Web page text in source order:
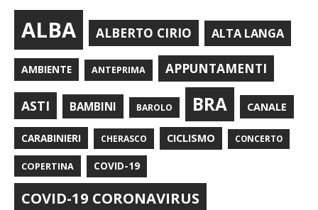
ALBA ALBERTO CIRIO ALTA LANGA
AMBIENTE ANTEPRIMA APPUNTAMENTI
ASTI BAMBINI BAROLO BRA CANALE
CARABINIERI CHERASCO CICLISMO CONCERTO
COPERTINA COVID-19
COVID-19 CORONAVIRUS